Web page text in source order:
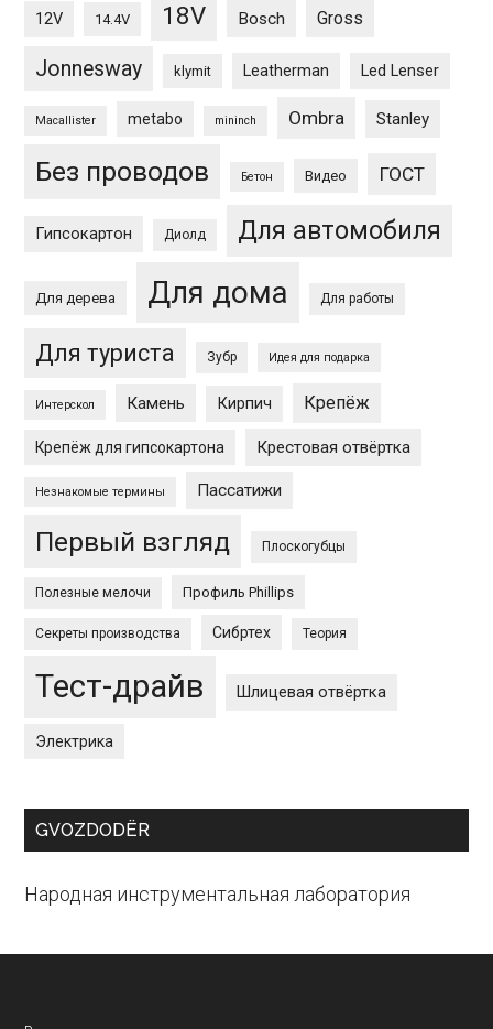
12V 14.4V 18V Bosch Gross
Jonnesway klymit Leatherman Led Lenser
Macallister metabo mininch Ombra Stanley
Без проводов Бетон Видео ГОСТ
Гипсокартон Диолд Для автомобиля
Для дерева Для дома Для работы
Для туриста Зубр Идея для подарка
Интерскол Камень Кирпич Крепёж
Крепёж для гипсокартона Крестовая отвёртка
Незнакомые термины Пассатижи
Первый взгляд Плоскогубцы
Полезные мелочи Профиль Phillips
Секреты производства Сибртех Теория
Тест-драйв Шлицевая отвёртка
Электрика
GVOZDODЁR
Народная инструментальная лаборатория